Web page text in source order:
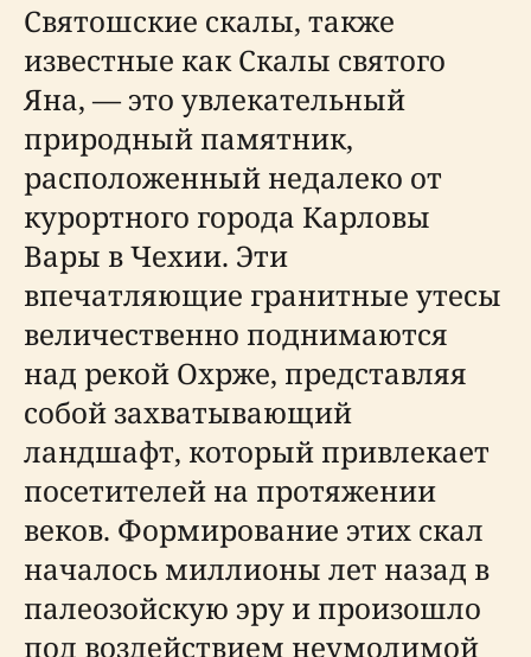
Святошские скалы, также
известные как Скалы святого
Яна, — это увлекательный
природный памятник,
расположенный недалеко от
курортного города Карловы
Вары в Чехии. Эти
впечатляющие гранитные утесы
величественно поднимаются
над рекой Охрже, представляя
собой захватывающий
ландшафт, который привлекает
посетителей на протяжении
веков. Формирование этих скал
началось миллионы лет назад в
палеозойскую эру и произошло
под воздействием неумолимой